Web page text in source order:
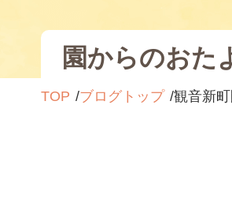
園からのおた
TOP ブログトップ 観音新